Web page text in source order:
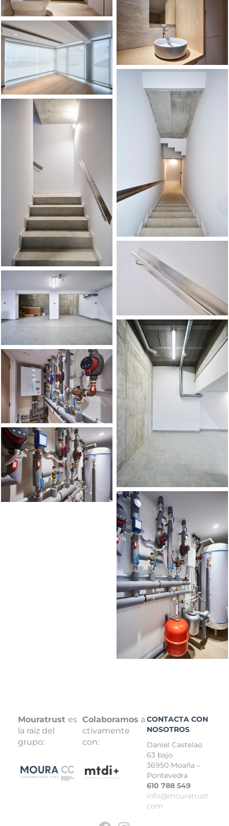
Mouratrust es
la raíz del
grupo:
Colaboramos a
ctivamente
con:
CONTACTA CON
NOSOTROS
Daniel Castelao
63 bajo
36950 Moaña –
Pontevedra
610 788 549
info@mouratrust.
com